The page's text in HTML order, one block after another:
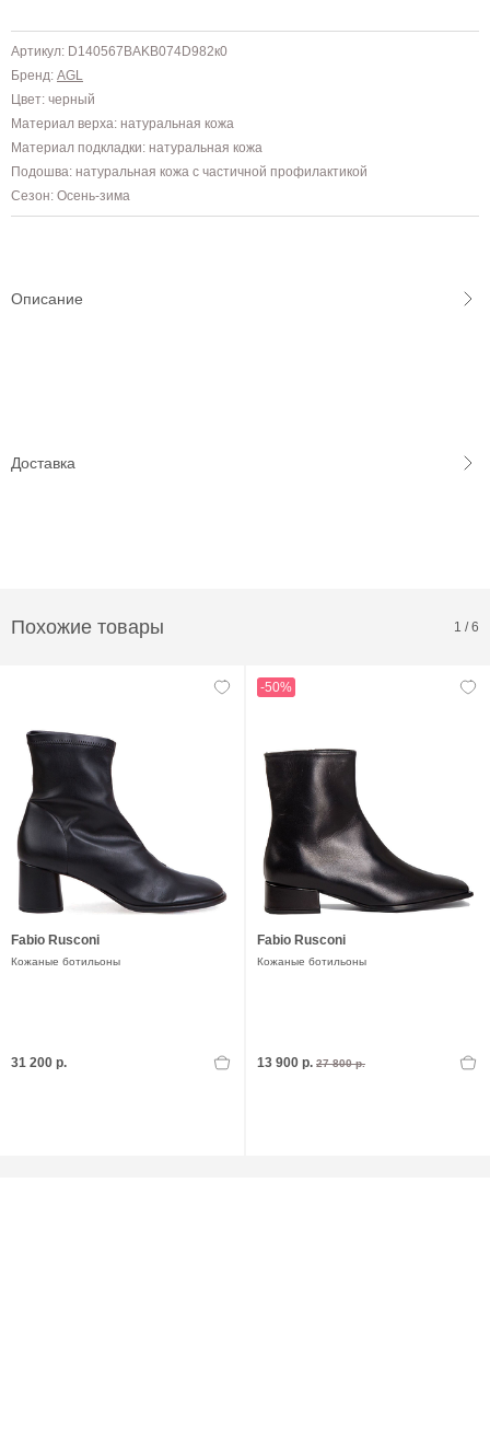
Артикул: D140567BAKB074D982к0
Бренд: AGL
Цвет: черный
Материал верха: натуральная кожа
Материал подкладки: натуральная кожа
Подошва: натуральная кожа с частичной профилактикой
Сезон: Осень-зима
Описание
Доставка
Похожие товары 1 /6
Fabio Rusconi
Кожаные ботильоны
31 200 р.
-50%
Fabio Rusconi
Кожаные ботильоны
13 900 р. 27 800 р.